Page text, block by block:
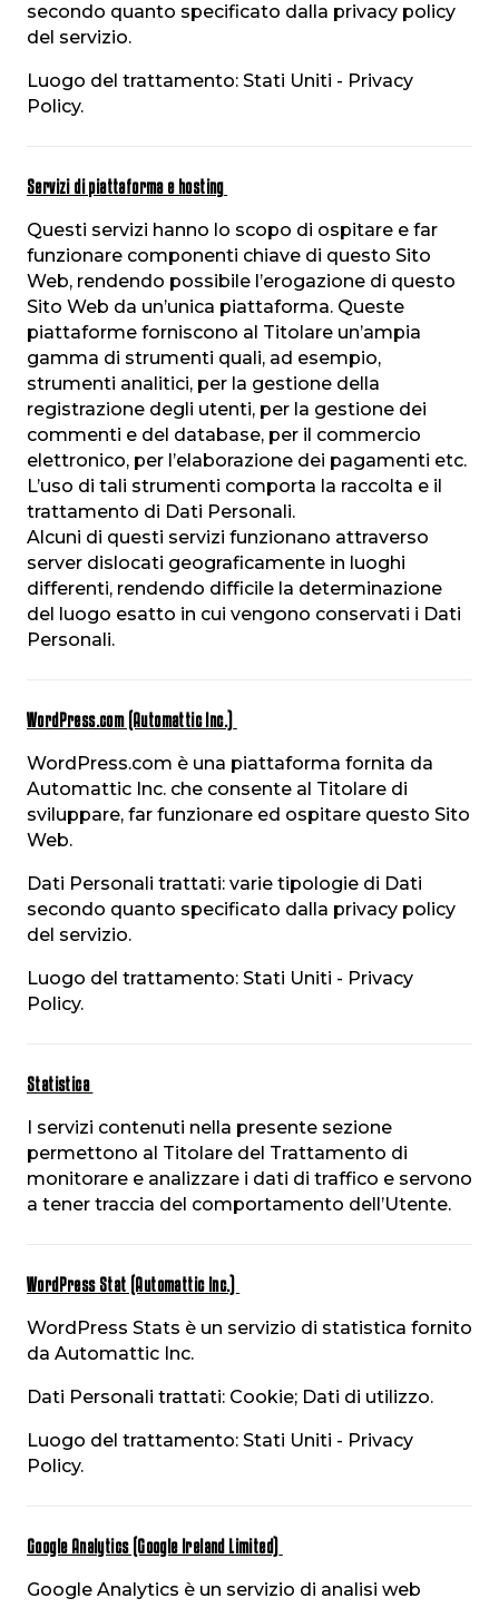
secondo quanto specificato dalla privacy policy
del servizio.
Luogo del trattamento: Stati Uniti - Privacy
Policy.
Servizi di piattaforma e hosting
Questi servizi hanno lo scopo di ospitare e far
funzionare componenti chiave di questo Sito
Web, rendendo possibile l’erogazione di questo
Sito Web da un’unica piattaforma. Queste
piattaforme forniscono al Titolare un’ampia
gamma di strumenti quali, ad esempio,
strumenti analitici, per la gestione della
registrazione degli utenti, per la gestione dei
commenti e del database, per il commercio
elettronico, per l’elaborazione dei pagamenti etc.
L’uso di tali strumenti comporta la raccolta e il
trattamento di Dati Personali.
Alcuni di questi servizi funzionano attraverso
server dislocati geograficamente in luoghi
differenti, rendendo difficile la determinazione
del luogo esatto in cui vengono conservati i Dati
Personali.
WordPress.com (Automattic Inc.)
WordPress.com è una piattaforma fornita da
Automattic Inc. che consente al Titolare di
sviluppare, far funzionare ed ospitare questo Sito
Web.
Dati Personali trattati: varie tipologie di Dati
secondo quanto specificato dalla privacy policy
del servizio.
Luogo del trattamento: Stati Uniti - Privacy
Policy.
Statistica
I servizi contenuti nella presente sezione
permettono al Titolare del Trattamento di
monitorare e analizzare i dati di traffico e servono
a tener traccia del comportamento dell’Utente.
WordPress Stat (Automattic Inc.)
WordPress Stats è un servizio di statistica fornito
da Automattic Inc.
Dati Personali trattati: Cookie; Dati di utilizzo.
Luogo del trattamento: Stati Uniti - Privacy
Policy.
Google Analytics (Google Ireland Limited)
Google Analytics è un servizio di analisi web